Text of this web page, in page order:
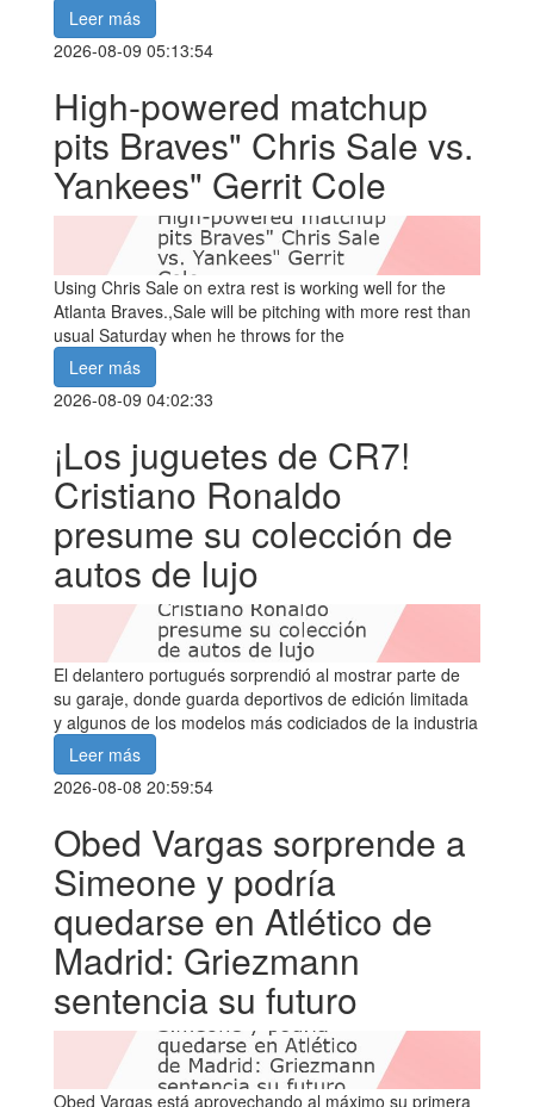
Leer más
2026-08-09 05:13:54
High-powered matchup
pits Braves" Chris Sale vs.
Yankees" Gerrit Cole
Using Chris Sale on extra rest is working well for the
Atlanta Braves.,Sale will be pitching with more rest than
usual Saturday when he throws for the
Leer más
2026-08-09 04:02:33
¡Los juguetes de CR7!
Cristiano Ronaldo
presume su colección de
autos de lujo
El delantero portugués sorprendió al mostrar parte de
su garaje, donde guarda deportivos de edición limitada
y algunos de los modelos más codiciados de la industria
Leer más
2026-08-08 20:59:54
Obed Vargas sorprende a
Simeone y podría
quedarse en Atlético de
Madrid: Griezmann
sentencia su futuro
Obed Vargas está aprovechando al máximo su primera